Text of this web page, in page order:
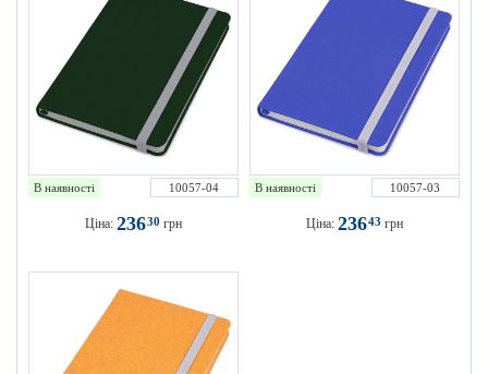
В наявності 10057-04
Ціна: 23630 грн
В наявності 10057-03
Ціна: 23643 грн